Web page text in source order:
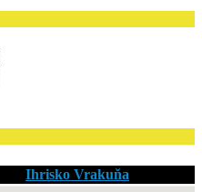
Ihrisko Vrakuňa